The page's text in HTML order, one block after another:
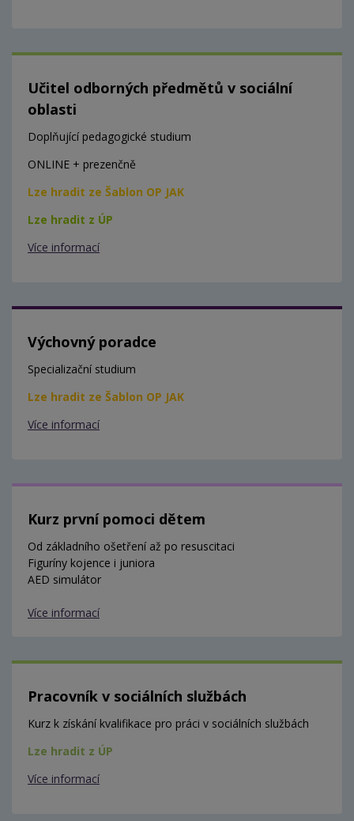
Učitel odborných předmětů v sociální
oblasti
Doplňující pedagogické studium
ONLINE + prezenčně
Lze hradit ze Šablon OP JAK
Lze hradit z ÚP
Více informací
Výchovný poradce
Specializační studium
Lze hradit ze Šablon OP JAK
Více informací
Kurz první pomoci dětem
Od základního ošetření až po resuscitaci
Figuríny kojence i juniora
AED simulátor
Více informací
Pracovník v sociálních službách
Kurz k získání kvalifikace pro práci v sociálních službách
Lze hradit z ÚP
Více informací